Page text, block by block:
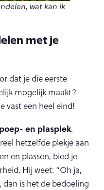
wat kan ik
met je
dat je die eerste
mogelijk maakt?
vast een heel eind!
en plasplek.
hetzelfde plekje aan
en plassen, bied je
Hij weet: “Oh ja,
dan is het de bedoeling